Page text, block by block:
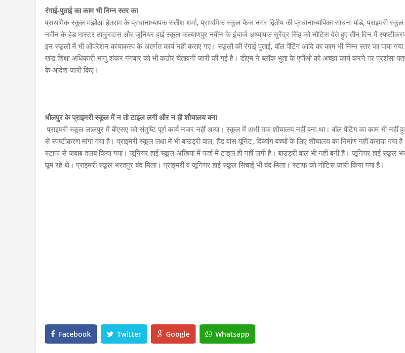
रंगाई-पुताई का काम भी निम्न स्तर का
प्राथमिक स्कूल मझोआ हेतराम के प्रधानाध्यापक सतीश शर्मा, प्राथमिक स्कूल फैज नगर द्वितीय की प्रधानाध्यापिका साधना पांडे, प्राइमरी
नवीन के हेड मास्टर ठाकुरदास और जूनियर हाई स्कूल कल्याणपुर नवीन के इंचार्ज अध्यापक सुरेंद्र सिंह को नोटिस देते हुए तीन दिन में
इन स्कूलों में भी ऑपरेशन कायाकल्प के अंतर्गत कार्य नहीं कराए गए। स्कूलों की रंगाई पुताई, वॉल पेंटिंग आदि का काम भी निम्न स्तर का पाया
खंड शिक्षा अधिकारी भानु शंकर गंगवार को भी कठोर चेतावनी जारी की गई है। डीएम ने ब्लॉक भुता के एपीओ को अच्छा कार्य करने पर प्रशंसा
के आदेश जारी किए।
धौलपुर के प्राइमरी स्कूल में न तो टाइल लगी और न ही शौचालय बना
प्राइमरी स्कूल लालपुर में बीएसए को संतुष्टि पूर्ण कार्य नजर नहीं आया। स्कूल में अभी तक शौचालय नहीं बना था। वॉल पेंटिंग का काम भी
से स्पष्टीकरण मांगा गया है। प्राइमरी स्कूल लक्षा में भी बाउंड्री वाल, हैंड वास यूनिट, दिव्यांग बच्चों के लिए शौचालय का निर्माण नहीं कराया गया
स्टाफ से जवाब तलब किया गया। जूनियर हाई स्कूल अखियां में फर्श में टाइल ही नहीं लगी है। बाउंड्री वाल भी नहीं बनी है। जूनियर हाई स्कूल
घूम रहे थे। प्राइमरी स्कूल भरतपुर बंद मिला। प्राइमरी व जूनियर हाई स्कूल सिंचाई भी बंद मिला। स्टाफ को नोटिस जारी किया गया है।
Facebook Twitter Google Whatsapp